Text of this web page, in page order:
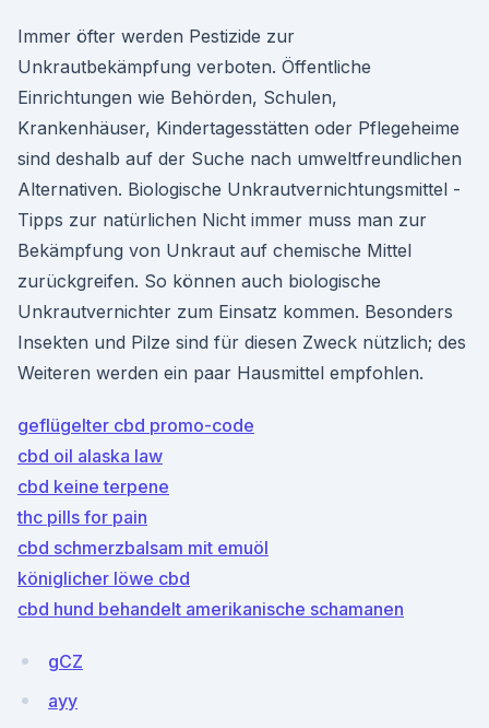
Immer öfter werden Pestizide zur
Unkrautbekämpfung verboten. Öffentliche
Einrichtungen wie Behörden, Schulen,
Krankenhäuser, Kindertagesstätten oder Pflegeheime
sind deshalb auf der Suche nach umweltfreundlichen
Alternativen. Biologische Unkrautvernichtungsmittel -
Tipps zur natürlichen Nicht immer muss man zur
Bekämpfung von Unkraut auf chemische Mittel
zurückgreifen. So können auch biologische
Unkrautvernichter zum Einsatz kommen. Besonders
Insekten und Pilze sind für diesen Zweck nützlich; des
Weiteren werden ein paar Hausmittel empfohlen.
geflügelter cbd promo-code
cbd oil alaska law
cbd keine terpene
thc pills for pain
cbd schmerzbalsam mit emuöl
königlicher löwe cbd
cbd hund behandelt amerikanische schamanen
gCZ
ayy